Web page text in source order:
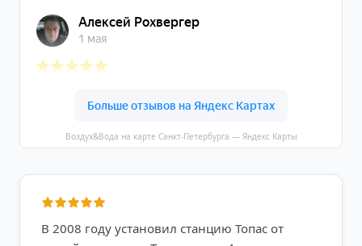
Воздух&Вода на карте Санкт-Петербурга — Яндекс Карты
В 2008 году установил станцию Топас от